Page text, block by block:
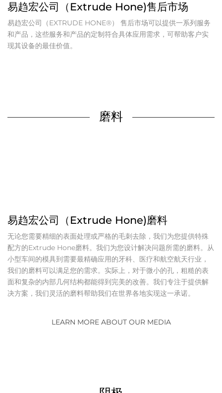
易趋宏公司（Extrude Hone)售后市场
易趋宏公司（EXTRUDE HONE®） 售后市场可以提供一系列服务
和产品，这些服务和产品的定制符合具体应用需求，可帮助客户实
现其设备的最佳价值。
磨料
易趋宏公司（Extrude Hone)磨料
无论您需要精细的表面处理或严格的毛刺去除，我们为您提供特殊
配方的Extrude Hone磨料。我们为您设计解决问题所需的磨料。从
小型车间的模具到需要最精确应用的牙科、医疗和航空航天行业，
我们的磨料可以满足您的需求。实际上，对于微小的孔，粗糙的表
面和复杂的内部几何结构都能得到完美的改善。我们专注于提供解
决方案，我们灵活的磨料帮助我们在世界各地实现这一承诺。
LEARN MORE ABOUT OUR MEDIA